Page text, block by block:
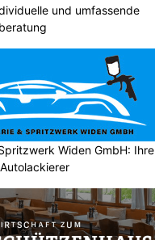
und umfassende
Widen GmbH: Ihre